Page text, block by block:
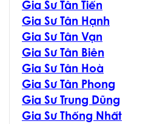
Gia Sư Tân Tiến
Gia Sư Tân Hạnh
Gia Sư Tân Vạn
Gia Sư Tân Biên
Gia Sư Tân Hoà
Gia Sư Tân Phong
Gia Sư Trung Dũng
Gia Sư Thống Nhất